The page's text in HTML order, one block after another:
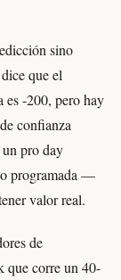
sino
que el
es -200, pero hay
confianza
pro day
programada —
valor real.
de
que corre un 40-